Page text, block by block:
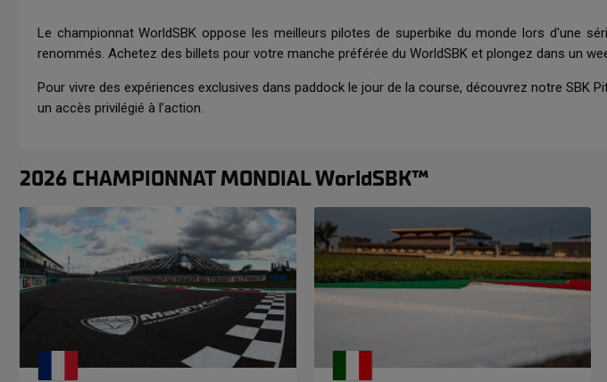
Le championnat WorldSBK oppose les meilleurs pilotes de superbike du monde lors d'une
renommés. Achetez des billets pour votre manche préférée du WorldSBK et plongez dans un
Pour vivre des expériences exclusives dans paddock le jour de la course, découvrez notre
un accès privilégié à l’action.
2026 CHAMPIONNAT MONDIAL WorldSBK™